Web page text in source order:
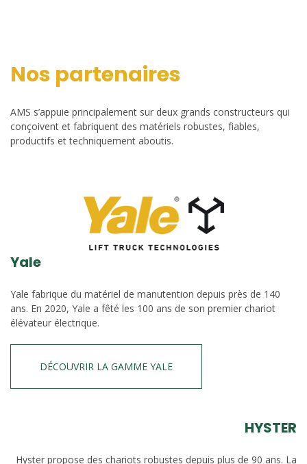
Nos partenaires
AMS s’appuie principalement sur deux grands constructeurs qui
conçoivent et fabriquent des matériels robustes, fiables,
productifs et techniquement aboutis.
Yale
Yale fabrique du matériel de manutention depuis près de 140
ans. En 2020, Yale a fêté les 100 ans de son premier chariot
élévateur électrique.
DÉCOUVRIR LA GAMME YALE
HYSTER
Hyster propose des chariots robustes depuis plus de 90 ans. La